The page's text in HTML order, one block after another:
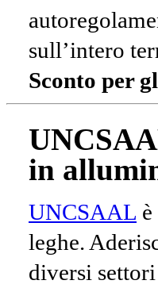
sull’intero
Sconto per
in
UNCSAAL
leghe.
diversi